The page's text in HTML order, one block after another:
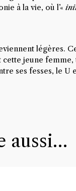
à la vie, où l’«
légères.
jeune
ses fesses, le
aussi…